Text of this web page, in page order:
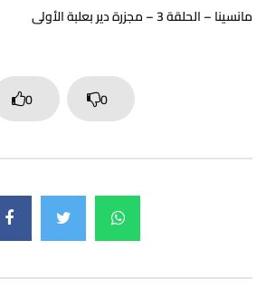
مانسينا – الحلقة 3 – مجزرة دير بعلبة الأولى
0 0